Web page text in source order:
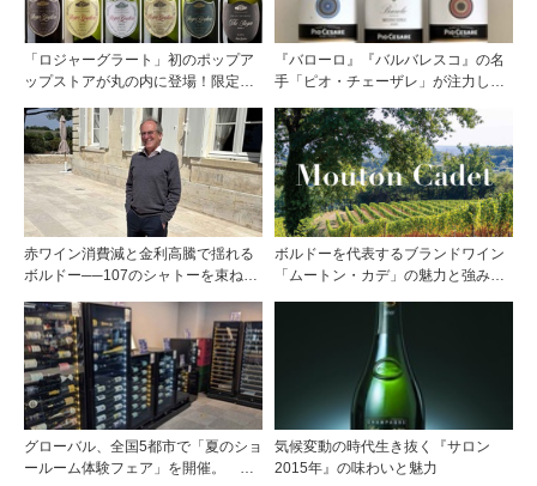
「ロジャーグラート」初のポップア
ップストアが丸の内に登場！限定キ
『バローロ』『バルバレスコ』の名
手「ピオ・チェーザレ」が注力し
畑）”シリーズ！
赤ワイン消費減と金利高騰で揺れる
ボルドー──107のシャトーを束ねる
革
ボルドーを代表するブランドワイン
「ムートン・カデ」の魅力と強みを
グローバル、全国5都市で「夏のショ
ールーム体験フェア」を開催。 ワ
気候変動の時代生き抜く『サロン
2015年』の味わいと魅力